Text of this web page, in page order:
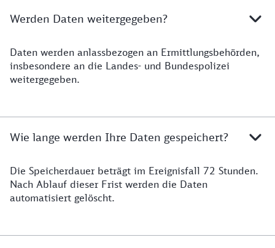
Werden Daten weitergegeben?
Datenweitergabe
Daten werden anlassbezogen an Ermittlungsbehörden,
insbesondere an die Landes- und Bundespolizei
weitergegeben.
Wie lange werden Ihre Daten gespeichert?
Datenspeicherung
Die Speicherdauer beträgt im Ereignisfall 72 Stunden.
Nach Ablauf dieser Frist werden die Daten
automatisiert gelöscht.